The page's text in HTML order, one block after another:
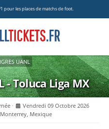
pour les places de matchs de foot.
UANL
- TolucaLiga MX
Vendredi 09 Octobre 2026
Mexique